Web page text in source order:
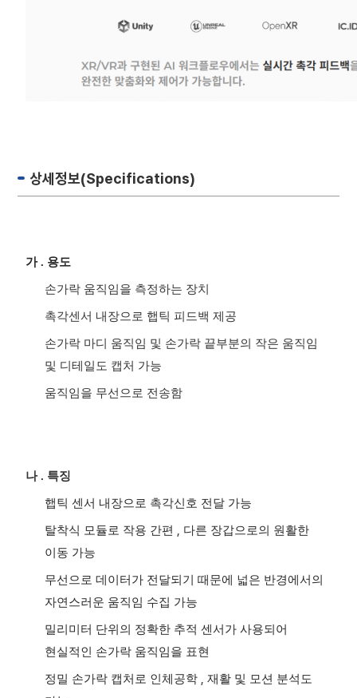
상세정보(Specifications)
가 . 용도
손가락 움직임을 측정하는 장치
촉각센서 내장으로 햅틱 피드백 제공
손가락 마디 움직임 및 손가락 끝부분의 작은 움직임
및 디테일도 캡처 가능
움직임을 무선으로 전송함
나 . 특징
햅틱 센서 내장으로 촉각신호 전달 가능
탈착식 모듈로 작용 간편 , 다른 장갑으로의 원활한
이동 가능
무선으로 데이터가 전달되기 때문에 넓은 반경에서의
자연스러운 움직임 수집 가능
밀리미터 단위의 정확한 추적 센서가 사용되어
현실적인 손가락 움직임을 표현
정밀 손가락 캡처로 인체공학 ,재활 및 모션 분석도